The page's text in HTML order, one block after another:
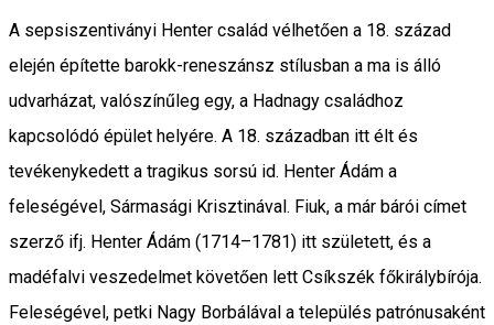
A sepsiszentiványi Henter család vélhetően a 18. század
elején építette barokk-reneszánsz stílusban a ma is álló
udvarházat, valószínűleg egy, a Hadnagy családhoz
kapcsolódó épület helyére. A 18. században itt élt és
tevékenykedett a tragikus sorsú id. Henter Ádám a
feleségével, Sármasági Krisztinával. Fiuk, a már bárói címet
szerző ifj. Henter Ádám (1714–1781) itt született, és a
madéfalvi veszedelmet követően lett Csíkszék főkirálybírója.
Feleségével, petki Nagy Borbálával a település patrónusaként